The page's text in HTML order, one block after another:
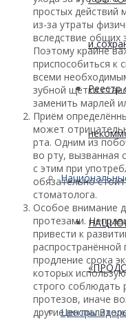
и
Реестр
Центры
простых действий
из-за утраты
вследствие общих
Поэтому крайне
приспособиться к
всеми
зубной щётки
заменить марлей
Приём
может
рта. Одним из
во рту, вызванная
с этим при
обязательно
стоматолога.
Особое внимание
протезами.
привести к
продление срока
которых
строго соблюдать
протезов, иначе
другие